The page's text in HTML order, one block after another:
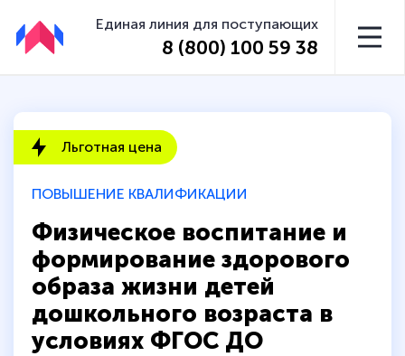
Единая линия для поступающих
8 (800) 100 59 38
ПОВЫШЕНИЕ КВАЛИФИКАЦИИ
Физическое воспитание и
формирование здорового
образа жизни детей
дошкольного возраста в
условиях ФГОС ДО
Льготная цена